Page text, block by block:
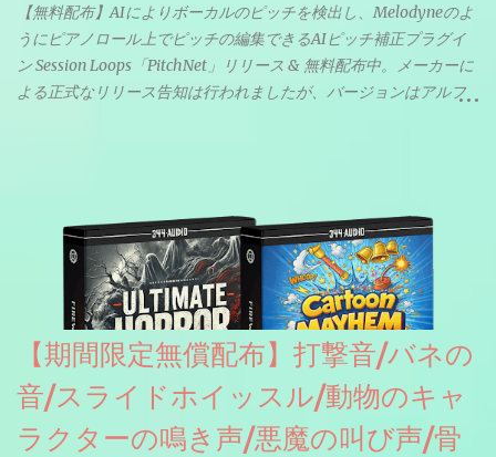
【無料配布】AIによりボーカルのピッチを検出し、Melodyneのよ
うにピアノロール上でピッチの編集できるAIピッチ補正プラグイ
ン Session Loops「PitchNet」リリース & 無料配布中。メーカーに
よる正式なリリース告知は行われましたが、バージョンはアルフ
のあるDrumNetのメーカーです。調べたところによるとオープン
ソースを元に設計・改良した製品のようです。
【期間限定無償配布】打撃音/バネの
音/スライドホイッスル/動物のキャ
ラクターの鳴き声/悪魔の叫び声/骨